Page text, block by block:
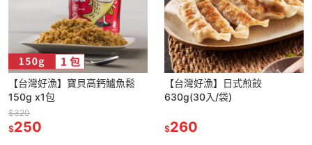
【台灣好漁】寶貝高鈣鱸魚鬆
150g x1包
$320
$250
【台灣好漁】日式煎餃
630g(30入/袋)
$260